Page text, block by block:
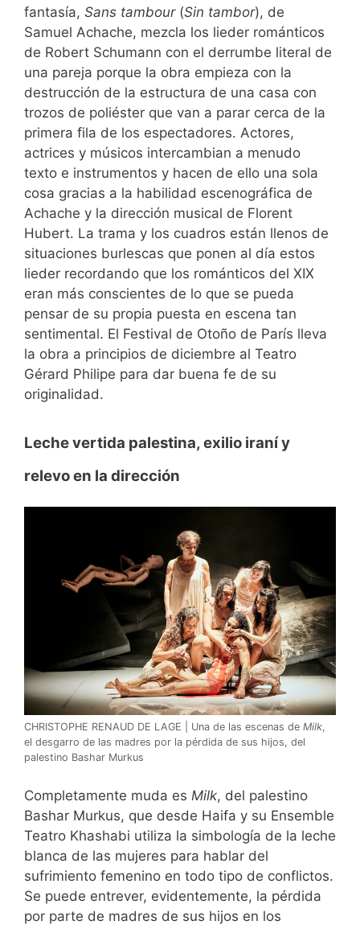
fantasía, Sans tambour(Sin tambor), de
Samuel Achache, mezcla los lieder románticos
de Robert Schumann con el derrumbe literal de
una pareja porque la obra empieza con la
destrucción de la estructura de una casa con
trozos de poliéster que van a parar cerca de la
primera fila de los espectadores. Actores,
actrices y músicos intercambian a menudo
texto e instrumentos y hacen de ello una sola
cosa gracias a la habilidad escenográfica de
Achache y la dirección musical de Florent
Hubert. La trama y los cuadros están llenos de
situaciones burlescas que ponen al día estos
lieder recordando que los románticos del XIX
eran más conscientes de lo que se pueda
pensar de su propia puesta en escena tan
sentimental. El Festival de Otoño de París lleva
la obra a principios de diciembre al Teatro
Gérard Philipe para dar buena fe de su
originalidad.
Leche vertida palestina, exilio iraní y
relevo en la dirección
CHRISTOPHE RENAUD DE LAGE | Una de las escenas de Milk,
el desgarro de las madres por la pérdida de sus hijos, del
palestino Bashar Murkus
Completamente muda es Milk, del palestino
Bashar Murkus, que desde Haifa y su Ensemble
Teatro Khashabi utiliza la simbología de la leche
blanca de las mujeres para hablar del
sufrimiento femenino en todo tipo de conflictos.
Se puede entrever, evidentemente, la pérdida
por parte de madres de sus hijos en los